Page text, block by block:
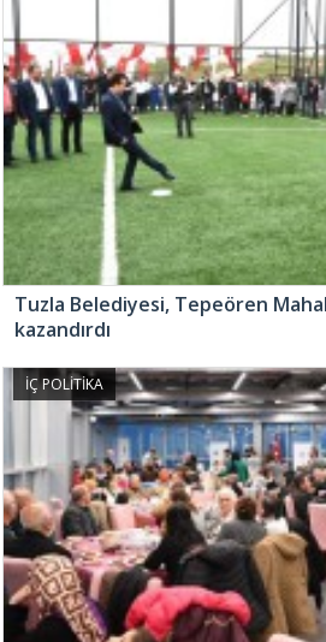
Tuzla Belediyesi, Tepeören
kazandırdı
İÇ POLİTİKA